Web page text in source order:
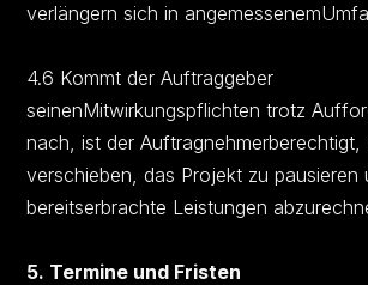
verlängern sich in
4.6 Kommt der Auftraggeber
seinenMitwirkungspflichten trotz
nach, ist der Auftragnehmerberechtigt,
verschieben, das Projekt zu pausieren
bereitserbrachte Leistungen
5. Termine und Fristen